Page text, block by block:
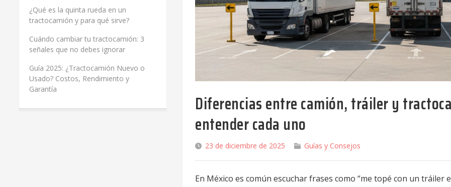
Diferencias entre camión, tráiler y
entender cada uno
23 de diciembre de 2025 Guías y Consejos
En México es común escuchar frases como “me topé con un tráiler
¿Qué es la quinta rueda en un
tractocamión y para qué sirve?
Cuándo cambiar tu tractocamión: 3
señales que no debes ignorar
Guía 2025: ¿Tractocamión Nuevo o
Usado? Costos, Rendimiento y
Garantía